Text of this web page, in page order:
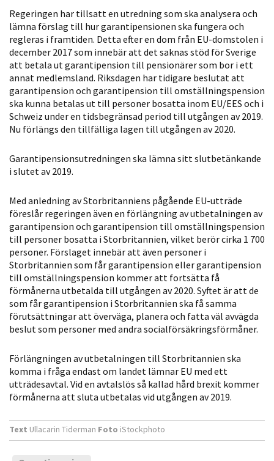
Regeringen har tillsatt en utredning som ska analysera och
lämna förslag till hur garantipensionen ska fungera och
regleras i framtiden. Detta efter en dom från EU-domstolen i
december 2017 som innebär att det saknas stöd för Sverige
att betala ut garantipension till pensionärer som bor i ett
annat medlemsland. Riksdagen har tidigare beslutat att
garantipension och garantipension till omställningspension
ska kunna betalas ut till personer bosatta inom EU/EES och i
Schweiz under en tidsbegränsad period till utgången av 2019.
Nu förlängs den tillfälliga lagen till utgången av 2020.
Garantipensionsutredningen ska lämna sitt slutbetänkande
i slutet av 2019.
Med anledning av Storbritanniens pågående EU-utträde
föreslår regeringen även en förlängning av utbetalningen av
garantipension och garantipension till omställningspension
till personer bosatta i Storbritannien, vilket berör cirka 1 700
personer. Förslaget innebär att även personer i
Storbritannien som får garantipension eller garantipension
till omställningspension kommer att fortsätta få
förmånerna utbetalda till utgången av 2020. Syftet är att de
som får garantipension i Storbritannien ska få samma
förutsättningar att överväga, planera och fatta väl avvägda
beslut som personer med andra socialförsäkringsförmåner.
Förlängningen av utbetalningen till Storbritannien ska
komma i fråga endast om landet lämnar EU med ett
utträdesavtal. Vid en avtalslös så kallad hård brexit kommer
förmånerna att sluta utbetalas vid utgången av 2019.
Text Ullacarin Tiderman Foto iStockphoto
att hemsidan
över huvud
taget ska
fungera.
Statistik
För att vi ska
kunna
hemsidans
uppbyggnad,
baserat på
hur hemsidan
används.
Upplevelse
För att vår
hemsida ska
prestera så
möjligt under
ditt besök.
Om du nekar
de här
kakorna
kommer viss